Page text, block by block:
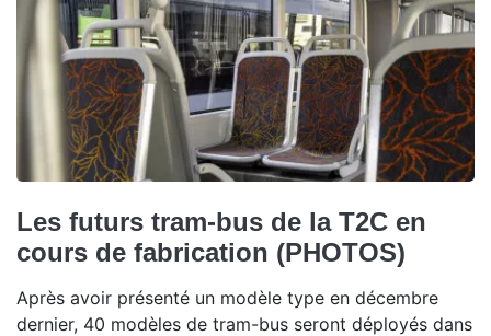
Les futurs tram-bus de la T2C en
cours de fabrication (PHOTOS)
Après avoir présenté un modèle type en décembre
dernier, 40 modèles de tram-bus seront déployés dans